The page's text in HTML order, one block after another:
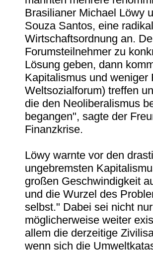
Brasilianer Michael Löwy
Souza Santos, eine
Wirtschaftsordnung an.
Forumsteilnehmer zu
Lösung geben, dann
Kapitalismus und weniger
Weltsozialforum) treffen
die den Neoliberalismus
begangen", sagte der
Finanzkrise.
Löwy warnte vor den
ungebremsten
großen Geschwindigkeit
und die Wurzel des
selbst." Dabei sei nicht
möglicherweise weiter
allem die derzeitige
wenn sich die